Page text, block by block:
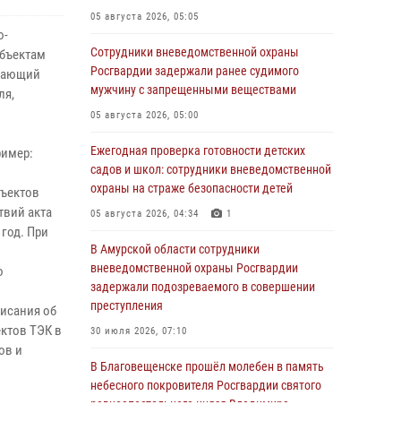
акта
При
об
ТЭК в
и
05 августа 2026, 05:05
Сотрудники вневедомственной охраны
Росгвардии задержали ранее судимого
мужчину с запрещенными веществами
05 августа 2026, 05:00
Ежегодная проверка готовности детских
садов и школ: сотрудники вневедомственной
охраны на страже безопасности детей
05 августа 2026, 04:34 1
В Амурской области сотрудники
вневедомственной охраны Росгвардии
задержали подозреваемого в совершении
преступления
30 июля 2026, 07:10
В Благовещенске прошёл молебен в память
небесного покровителя Росгвардии святого
равноапостольного князя Владимира